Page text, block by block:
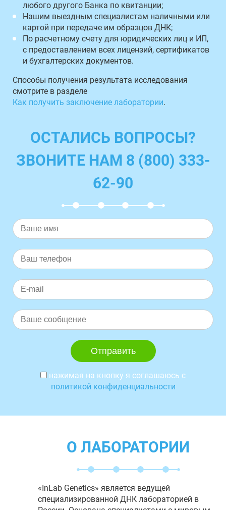
любого другого Банка по квитанции;
Нашим выездным специалистам наличными или
картой при передаче им образцов ДНК;
По расчетному счету для юридических лиц и ИП,
с предоставлением всех лицензий, сертификатов
и бухгалтерских документов.
Способы получения результата исследования
смотрите в разделе
Как получить заключение лаборатории.
ОСТАЛИСЬ ВОПРОСЫ?
ЗВОНИТЕ НАМ 8 (800) 333-
62-90
нажимая на кнопку я соглашаюсь с
политикой конфиденциальности
О ЛАБОРАТОРИИ
«InLab Genetics» является ведущей
специализированной ДНК лабораторией в